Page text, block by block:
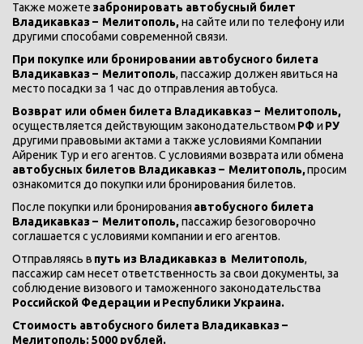
Также можете забронировать автобусный билет
Владикавказ – Мелитополь, на сайте или по телефону или
другими способами современной связи.
При покупке или бронировании автобусного билета
Владикавказ – Мелитополь, пассажир должен явиться на
место посадки за 1 час до отправления автобуса.
Возврат или обмен билета Владикавказ –
Мелитополь,
осуществляется действующим законодательством РФ и
другими правовыми актами а также условиями Компании
автобусных билетов Владикавказ – Мелитополь, просим
ознакомится до покупки или бронирования билетов.
После покупки или бронирования автобусного билета
Владикавказ – Мелитополь, пассажир безоговорочно
соглашается с условиями компании и его агентов.
Отправляясь в путь из Владикавказ в Мелитополь,
пассажир сам несет ответственность за свои документы, за
соблюдение визового и таможенного законодательства
Российской Федерации и Республики Украина.
Стоимость автобусного билета Владикавказ –
Мелитополь: 5000 рублей.